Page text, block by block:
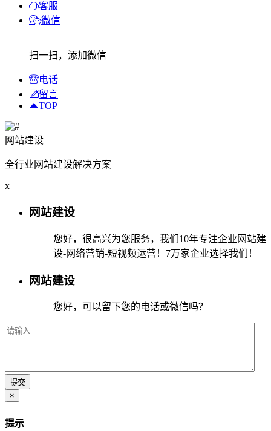
客服
微信
扫一扫，添加微信
电话
留言
TOP
网站建设
全行业网站建设解决方案
x
网站建设
您好，很高兴为您服务，我们10年专注企业网站建
设-网络营销-短视频运营！7万家企业选择我们！
网站建设
您好，可以留下您的电话或微信吗？
×
提示